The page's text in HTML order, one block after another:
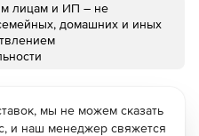
лицам и ИП – не
домашних и иных
мы не можем сказать
и наш менеджер свяжется